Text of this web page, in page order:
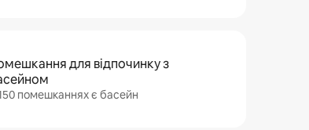
для відпочинку з
помешканнях є басейн